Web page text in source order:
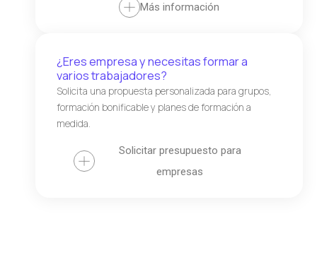
Más información
¿Eres empresa y necesitas formar a
varios trabajadores?
Solicita una propuesta personalizada para grupos,
formación bonificable y planes de formación a
medida.
Solicitar presupuesto para
empresas